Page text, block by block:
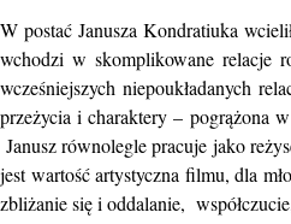
W postać Janusza Kondratiuka
wchodzi w skomplikowane relacje
wcześniejszych niepoukładanych
przeżycia i charaktery – pogrążona
Janusz równolegle pracuje jako
jest wartość artystyczna filmu, dla
zbliżanie się i oddalanie,